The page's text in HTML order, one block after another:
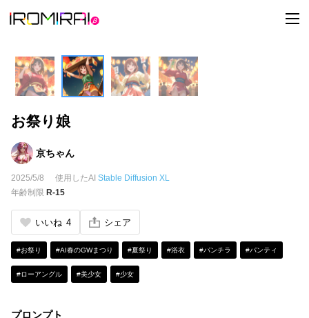
t
o
お祭り娘
京ちゃん
2025/5/8 使用したAI Stable Diffusion XL
年齢制限 R-15
いいね 4 シェア
#お祭り #AI春のGWまつり #夏祭り #浴衣 #パンチラ #パンティ
#ローアングル #美少女 #少女
プロンプト